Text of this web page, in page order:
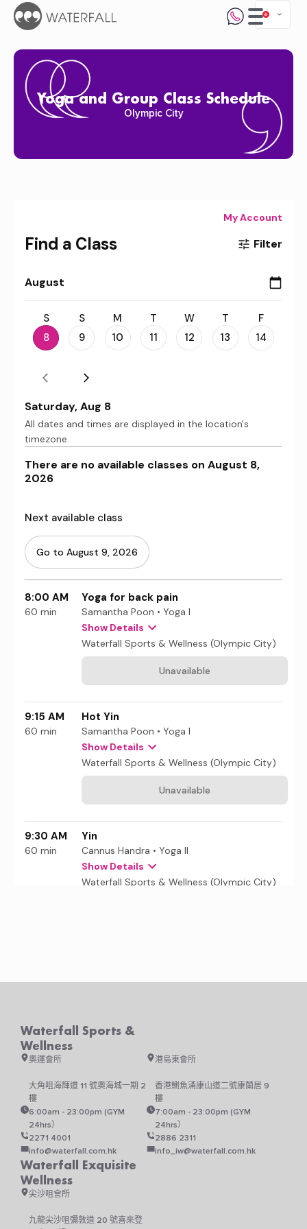
Yoga and Group Class Schedule
Olympic City
Waterfall Sports &
Wellness
奧運會所
大角咀海輝道 11 號奧海城一期 2
樓
6:00am - 23:00pm (GYM
24hrs）
2271 4001
info@waterfall.com.hk
港島東會所
香港鰂魚涌康山道二號康蘭居 9
樓
7:00am - 23:00pm (GYM
24hrs）
2886 2311
info_iw@waterfall.com.hk
Waterfall Exquisite
Wellness
尖沙咀會所
九龍尖沙咀彌敦道 20 號喜來登